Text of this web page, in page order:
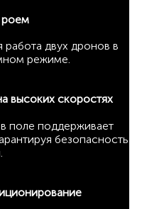
роем
двух дронов в
режиме.
высоких скоростях
поле поддерживает
безопасность